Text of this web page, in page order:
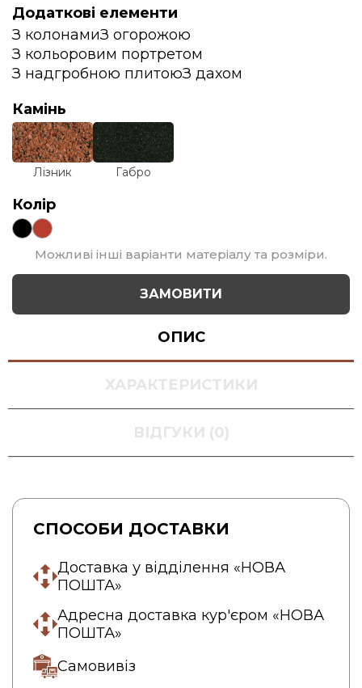
Додаткові елементи
З колонамиЗ огорожою
З кольоровим портретом
З надгробною плитоюЗ дахом
Камінь
Лізник Габро
Колір
Можливі інші варіанти матеріалу та розміри.
ЗАМОВИТИ
ОПИС
ХАРАКТЕРИСТИКИ
ВІДГУКИ (0)
СПОСОБИ ДОСТАВКИ
Доставка у відділення «НОВА
ПОШТА»
Адресна доставка кур'єром «НОВА
ПОШТА»
Самовивіз